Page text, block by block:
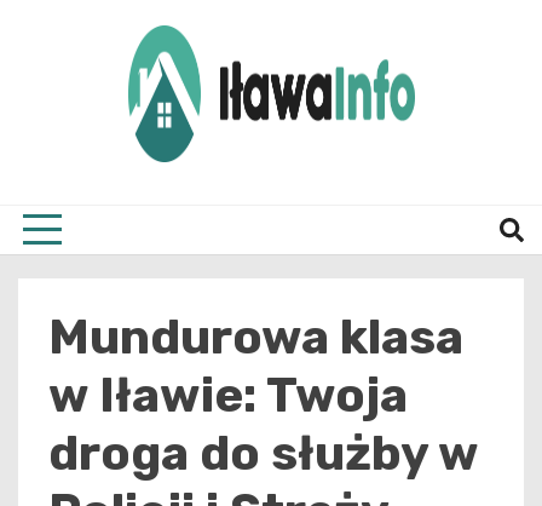
Mundurowa klasa
w Iławie: Twoja
droga do służby w